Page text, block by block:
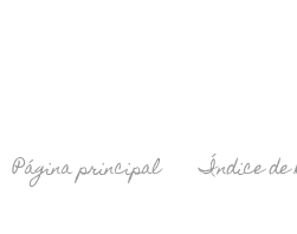
Página principal Índice de